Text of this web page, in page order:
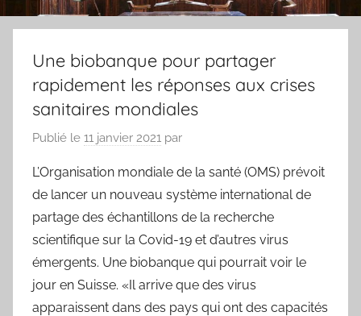
Une biobanque pour partager
rapidement les réponses aux crises
sanitaires mondiales
Publié le 11 janvier 2021 par
L’Organisation mondiale de la santé (OMS) prévoit
de lancer un nouveau système international de
partage des échantillons de la recherche
scientifique sur la Covid-19 et d’autres virus
émergents. Une biobanque qui pourrait voir le
jour en Suisse. «Il arrive que des virus
apparaissent dans des pays qui ont des capacités